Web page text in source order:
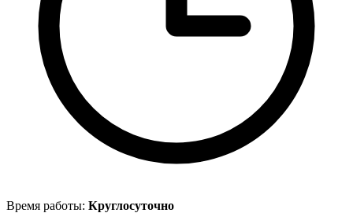
Время работы: Круглосуточно